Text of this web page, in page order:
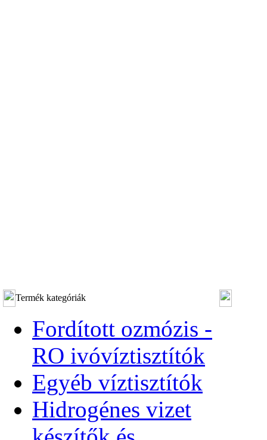
Termék kategóriák
Fordított ozmózis -
RO ivóvíztisztítók
Egyéb víztisztítók
Hidrogénes vizet